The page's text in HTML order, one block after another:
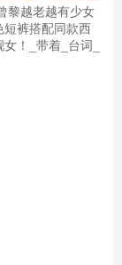
黎越老越有少女
裤搭配同款西
！_带着_台词_